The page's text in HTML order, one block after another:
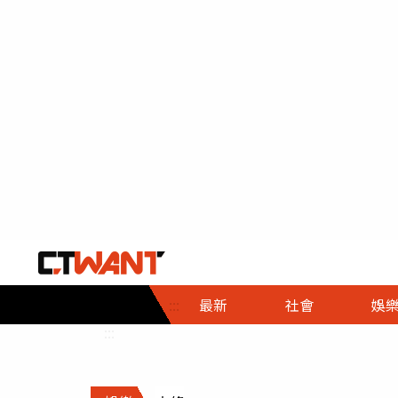
::: 最新 社會
社會首頁
時事
調查
娛樂
娛樂首頁
即時
財經首頁
熱線
政